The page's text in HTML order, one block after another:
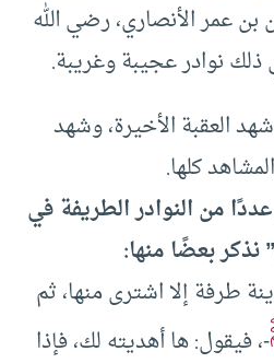
بن عمر الأنصاري، رضي الله
نوادر عجيبة وغريبة.
العقبة الأخيرة، وشهد
كلها.
من النوادر الطريفة في
نذكر بعضًا منها:
طرفة إلا اشترى منها، ثم
-، فيقول: ها أهديته لك، فإذا